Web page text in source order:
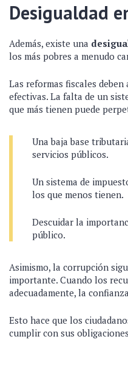
Desigualdad
Además, existe una
los más pobres a menudo
Las reformas fiscales
efectivas. La falta de un
que más tienen puede
Una baja base
servicios públicos.
Un sistema de
los que menos tienen.
Descuidar la
público.
Asimismo, la corrupción
importante. Cuando los
adecuadamente, la
Esto hace que los
cumplir con sus